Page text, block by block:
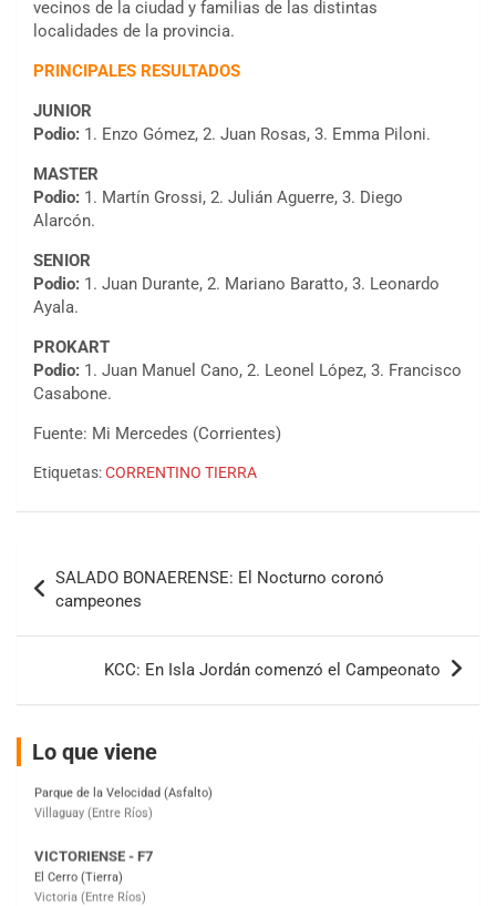
vecinos de la ciudad y familias de las distintas
localidades de la provincia.
PRINCIPALES RESULTADOS
JUNIOR
Podio: 1. Enzo Gómez, 2. Juan Rosas, 3. Emma Piloni.
MASTER
Podio: 1. Martín Grossi, 2. Julián Aguerre, 3. Diego
Alarcón.
SENIOR
Podio: 1. Juan Durante, 2. Mariano Baratto, 3. Leonardo
Ayala.
PROKART
Podio: 1. Juan Manuel Cano, 2. Leonel López, 3. Francisco
Casabone.
Fuente: Mi Mercedes (Corrientes)
Etiquetas:CORRENTINO TIERRA
de
entradas
SALADO BONAERENSE: El Nocturno coronó
campeones
KCC: En Isla Jordán comenzó el Campeonato
Lo que viene
Ramiro Tot (Asfalto)
Baradero (Buenos Aires)
Ciudad de Trenque Lauquen (Asfalto)
Parque de la Velocidad (Asfalto)
VICTORIENSE - F7
Victoria (Entre Ríos)